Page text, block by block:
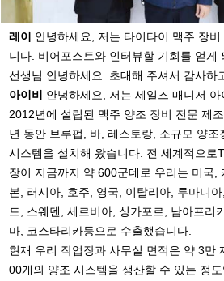
레이
안녕하세요, 저는 타이타이 맥주 장
니다. 비어포스트와 인터뷰할 기회를 얻게
선생님 안녕하세요. 초대해 주셔서 감사하
아이비
안녕하세요, 저는 세일즈 매니저
2012년에 설립된 맥주 양조 장비 전문 제
년 동안 브루펍, 바, 레스토랑, 소규모 양조
시스템을 설치해 왔습니다. 전 세계적으로
장이 지금까지 약 600군데로 우리는 미국,
본, 러시아, 호주, 영국, 이탈리아, 루마니
드, 스웨덴, 세르비아, 싱가포르, 남아프리
마, 코스타리카등으로 수출했습니다.
현재 우리 작업장과 사무실 면적은 약 3만
00개의 양조 시스템을 생산할 수 있는 정도